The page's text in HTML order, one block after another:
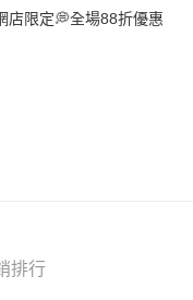
店限定💭全場88折優惠
排行